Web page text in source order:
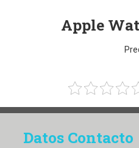
Apple
Datos Contacto